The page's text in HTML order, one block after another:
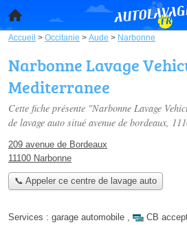
Accueil > Occitanie > Aude > Narbonne
Narbonne Lavage
Mediterranee
Cette fiche présente "Narbonne Lavage
de lavage auto situé avenue de bordeaux,
209 avenue de Bordeaux
11100 Narbonne
📞 Appeler ce centre de lavage auto
Services : garage automobile ,
CB